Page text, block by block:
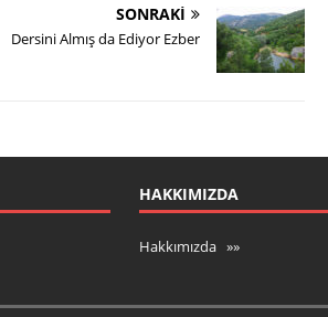
SONRAKI
Dersini Almış da Ediyor Ezber
HAKKIMIZDA
Hakkımızda »»